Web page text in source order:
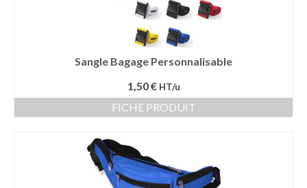
Sangle Bagage Personnalisable
1,50 € HT/u
FICHE PRODUIT